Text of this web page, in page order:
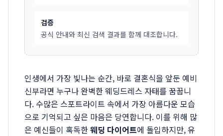
검증
공식 안내와 최신 검색 결과를 함께 대조합니다.
인생에서 가장 빛나는 순간, 바로 결혼식을 앞둔 예비
신부라면 누구나 완벽한 웨딩드레스 자태를 꿈꿉니
다. 수많은 스포트라이트 속에서 가장 아름다운 모습
으로 기억되고 싶은 마음은 당연합니다. 이를 위해 많
은 예신들이 혹독한웨딩 다이어트에 돌입하지만, 유